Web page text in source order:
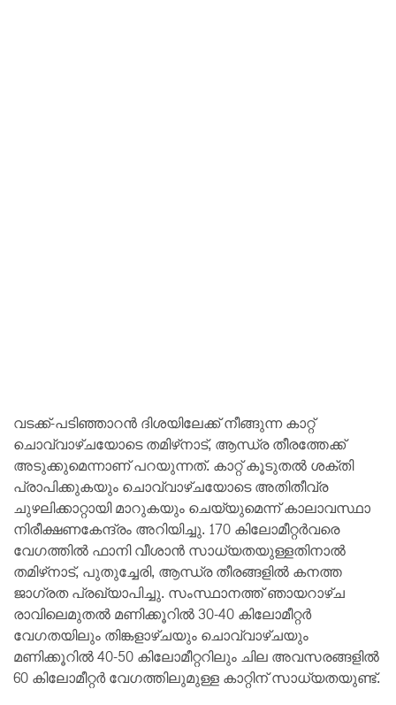
വടക്ക്-പടിഞ്ഞാറൻ ദിശയിലേക്ക് നീങ്ങുന്ന കാറ്റ്
ചൊവ്വാഴ്ചയോടെ തമിഴ്‌നാട്, ആന്ധ്ര തീരത്തേക്ക്
അടുക്കുമെന്നാണ് പറയുന്നത്. കാറ്റ് കൂടുതൽ ശക്തി
പ്രാപിക്കുകയും ചൊവ്വാഴ്ചയോടെ അതിതീവ്ര
ചുഴലിക്കാറ്റായി മാറുകയും ചെയ്യുമെന്ന് കാലാവസ്ഥാ
നിരീക്ഷണകേന്ദ്രം അറിയിച്ചു. 170 കിലോമീറ്റർവരെ
വേഗത്തിൽ ഫാനി വീശാൻ സാധ്യതയുള്ളതിനാൽ
തമിഴ്‌നാട്, പുതുച്ചേരി, ആന്ധ്ര തീരങ്ങളിൽ കനത്ത
ജാഗ്രത പ്രഖ്യാപിച്ചു. സംസ്ഥാനത്ത് ഞായറാഴ്ച
രാവിലെമുതൽ മണിക്കൂറിൽ 30-40 കിലോമീറ്റർ
വേഗതയിലും തിങ്കളാഴ്ചയും ചൊവ്വാഴ്ചയും
മണിക്കൂറിൽ 40-50 കിലോമീറ്ററിലും ചില അവസരങ്ങളിൽ
60 കിലോമീറ്റർ വേഗത്തിലുമുള്ള കാറ്റിന് സാധ്യതയുണ്ട്.